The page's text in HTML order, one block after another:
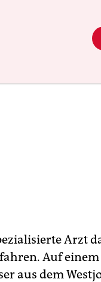
Arzt
Auf
aus dem